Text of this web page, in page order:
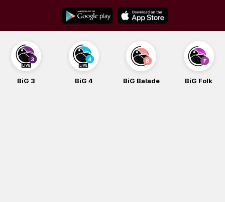
content
BiG 3 BiG 4 BiG Balade BiG Folk